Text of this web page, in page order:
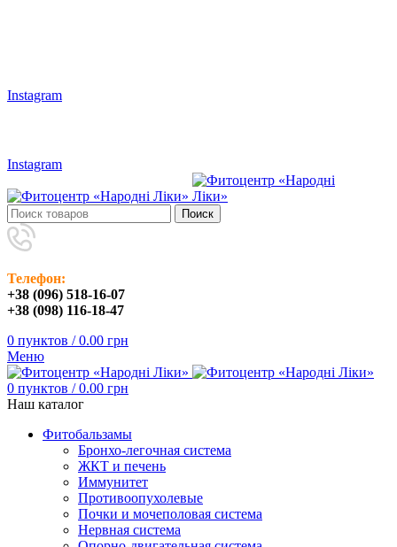
Instagram
Instagram
Поиск
Телефон:
+38 (096) 518-16-07
+38 (098) 116-18-47
0 пунктов / 0.00 грн
Меню
0 пунктов / 0.00 грн
Наш каталог
Фитобальзамы
Бронхо-легочная система
ЖКТ и печень
Иммунитет
Противоопухолевые
Почки и мочеполовая система
Нервная система